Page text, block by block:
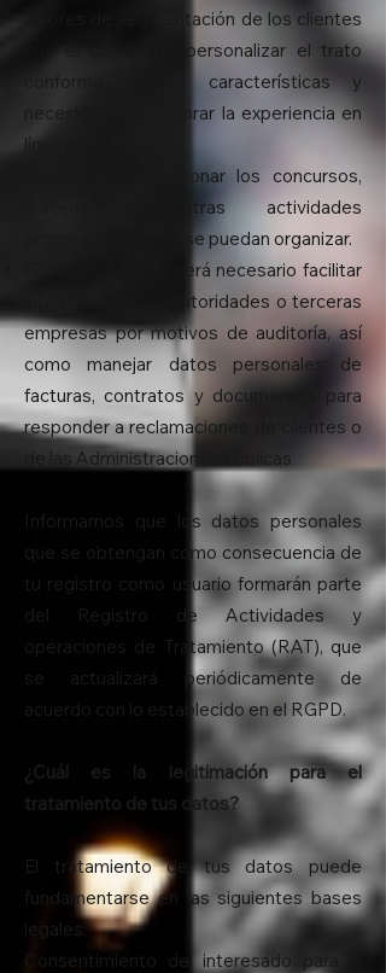
labores de segmentación de los clientes
con el objeto de personalizar el trato
conforme a sus características y
necesidades y mejorar la experiencia en
línea del cliente.
Desarrollar y gestionar los concursos,
sorteos u otras actividades
promocionales que se puedan organizar.
En algunos casos será necesario facilitar
información a las Autoridades o terceras
empresas por motivos de auditoría, así
como manejar datos personales de
facturas, contratos y documentos para
responder a reclamaciones de clientes o
de las Administraciones Públicas
Informamos que los datos personales
que se obtengan como consecuencia de
tu registro como usuario formarán parte
del Registro de Actividades y
operaciones de Tratamiento (RAT), que
se actualizará periódicamente de
acuerdo con lo establecido en el RGPD.
¿Cuál es la legitimación para el
tratamiento de tus datos?
El tratamiento de tus datos puede
fundamentarse en las siguientes bases
legales:
Consentimiento del interesado para la